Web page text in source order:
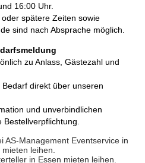
16:00 Uhr.
spätere Zeiten sowie
sind nach Absprache möglich.
zu Anlass, Gästezahl und
direkt über unseren
und unverbindlichen
Bestellverpflichtung.